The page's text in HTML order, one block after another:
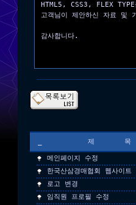
HTML5, CSS3, FLEX TYPE
고객님이 제안하신 자료 및
감사합니다.
제 목
메인페이지 수정
한국산삼경매협회 웹사이트
로고 변경
임직원 프로필 수정